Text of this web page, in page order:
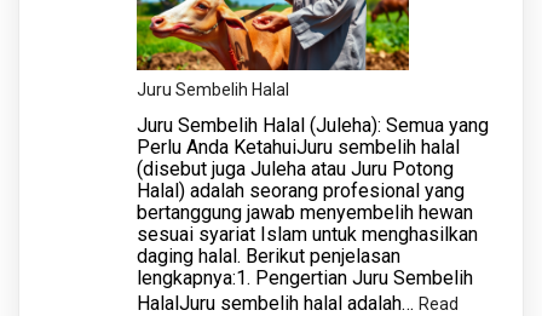
Juru Sembelih Halal
Juru Sembelih Halal (Juleha): Semua yang
Perlu Anda KetahuiJuru sembelih halal
(disebut juga Juleha atau Juru Potong
Halal) adalah seorang profesional yang
bertanggung jawab menyembelih hewan
sesuai syariat Islam untuk menghasilkan
daging halal. Berikut penjelasan
lengkapnya:1. Pengertian Juru Sembelih
HalalJuru sembelih halal adalah… Read